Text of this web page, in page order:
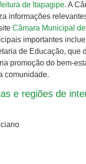
de Itapagipe. A
informações
Câmara Municipal
importantes
de Educação, que
promoção do bem-
comunidade.
e regiões de